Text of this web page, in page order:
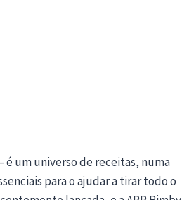
é um universo de receitas, numa
para o ajudar a tirar todo o